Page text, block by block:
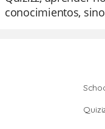
conocimientos,